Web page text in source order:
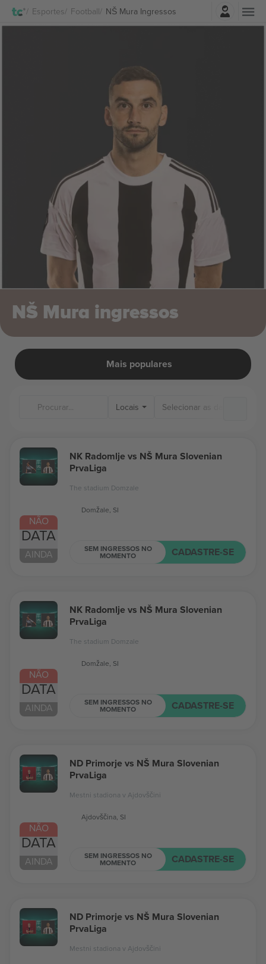
Esportes Football NŠ Mura Ingressos
Entrar
NŠ Mura ingressos
Mais populares
Locais
NÃO
DATA
AINDA
NK Radomlje vs NŠ Mura Slovenian
PrvaLiga
The stadium Domzale
Domžale, SI
SEM INGRESSOS NO
MOMENTO CADASTRE-SE
NÃO
DATA
AINDA
NK Radomlje vs NŠ Mura Slovenian
PrvaLiga
The stadium Domzale
Domžale, SI
SEM INGRESSOS NO
MOMENTO CADASTRE-SE
NÃO
DATA
AINDA
ND Primorje vs NŠ Mura Slovenian
PrvaLiga
Mestni stadiona v Ajdovščini
Ajdovščina, SI
SEM INGRESSOS NO
MOMENTO CADASTRE-SE
ND Primorje vs NŠ Mura Slovenian
PrvaLiga
Mestni stadiona v Ajdovščini